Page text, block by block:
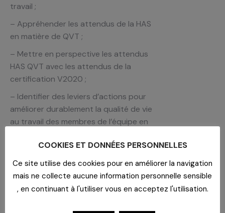
travail ;
– Appréhender les attendus de la HAS
en matière de QVT ;
– Mettre en perspective les attendus
HAS QVT avec les attendus de la
certification V2020 ;
– Identifier des leviers d’actions pour
améliorer durablement la qualité de vie
au travail des membres de l’équipe en
argumentaire pertinent et efficace :
Pour les professionnels en appui à
l’attractivité et la fidélisation ;
COOKIES ET DONNÉES PERSONNELLES
Ce site utilise des cookies pour en améliorer la navigation
mais ne collecte aucune information personnelle sensible
, en continuant à l'utiliser vous en acceptez l'utilisation.